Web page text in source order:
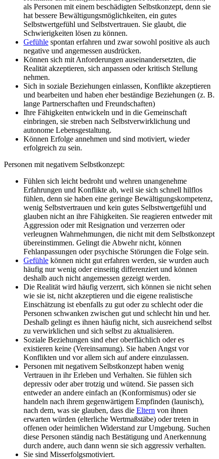
als Personen mit einem beschädigten Selbstkonzept, denn sie
hat bessere Bewältigungsmöglichkeiten, ein gutes
Selbstwertgefühl und Selbstvertrauen. Sie glaubt, die
Schwierigkeiten lösen zu können.
Gefühle spontan erfahren und zwar sowohl positive als auch
negative und angemessen ausdrücken.
Können sich mit Anforderungen auseinandersetzten, die
Realität akzeptieren, sich anpassen oder kritisch Stellung
nehmen.
Sich in soziale Beziehungen einlassen, Konflikte akzeptieren
und bearbeiten und haben eher beständige Beziehungen (z. B.
lange Partnerschaften und Freundschaften)
Ihre Fähigkeiten entwickeln und in die Gemeinschaft
einbringen, sie streben nach Selbstverwirklichung und
autonome Lebensgestaltung.
Können Erfolge annehmen und sind motiviert, wieder
erfolgreich zu sein.
Personen mit negativem Selbstkonzept:
Fühlen sich leicht bedroht und wehren unangenehme
Erfahrungen und Konflikte ab, weil sie sich schnell hilflos
fühlen, denn sie haben eine geringe Bewältigungskompetenz,
wenig Selbstvertrauen und kein gutes Selbstwertgefühl und
glauben nicht an ihre Fähigkeiten. Sie reagieren entweder mit
Aggression oder mit Resignation und verzerren oder
verleugnen Wahrnehmungen, die nicht mit dem Selbstkonzept
übereinstimmen. Gelingt die Abwehr nicht, können
Fehlanpassungen oder psychische Störungen die Folge sein.
Gefühle können nicht gut erfahren werden, sie wurden auch
häufig nur wenig oder einseitig differenziert und können
deshalb auch nicht angemessen gezeigt werden.
Die Realität wird häufig verzerrt, sich können sie nicht sehen
wie sie ist, nicht akzeptieren und die eigene realistische
Einschätzung ist ebenfalls zu gut oder zu schlecht oder die
Personen schwanken zwischen gut und schlecht hin und her.
Deshalb gelingt es ihnen häufig nicht, sich ausreichend selbst
zu verwirklichen und sich selbst zu aktualisieren.
Soziale Beziehungen sind eher oberflächlich oder es
existieren keine (Vereinsamung). Sie haben Angst vor
Konflikten und vor allem sich auf andere einzulassen.
Personen mit negativem Selbstkonzept haben wenig
Vertrauen in ihr Erleben und Verhalten. Sie fühlen sich
depressiv oder aber trotzig und wütend. Sie passen sich
entweder an andere einfach an (Konformismus) oder sie
handeln nach ihrem gegenwärtigem Empfinden (launisch),
nach dem, was sie glauben, dass die Eltern von ihnen
erwarten würden (elterliche Wertmaßstäbe) oder treten in
offenen oder heimlichen Widerstand zur Umgebung. Suchen
diese Personen ständig nach Bestätigung und Anerkennung
durch andere, auch dann wenn sie sich aggressiv verhalten.
Sie sind Misserfolgsmotiviert.